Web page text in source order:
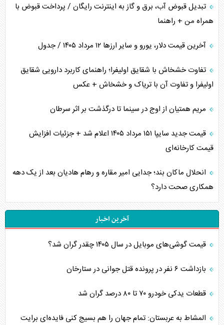
تبدیل قبوض آب، برق و گاز به اینترنت رایگان / پرداخت قبوض با
همراه من + راهنما
آخرین قیمت دلار، یورو و سایر ارز‌ها ۱۲ مرداد ۱۴۰۵ / جدول
تفاوت خشخاش با شقایق اولیفرا؛ راهنمای کاربرد دارویی شقایق
اولیفرا و تفاوت آن با تریاک و خشخاش + عکس
مریم همتیان از اوج در سینما تا درگذشت بر اثر سرطان
قیمت جدید سایپا ۱۵۱ مرداد ۱۴۰۵ اعلام شد + جزئیات افزایش
قیمت کارخانه‌ای
انحلال ماکان بند؛ جدایی امیر مقاره و رهام هادیان بعد از یک دهه
همکاری صحت دارد؟
آخرین اخبار
قیمت گوشی‌های موبایل در سال ۱۴۰۵ چقدر گران شد؟
بازداشت ۶ نفر در پرونده قتل جوانی در ستارخان
قطعات یدکی خودرو ۷۰ تا ۸۰ درصد گران شد
المشاط به عربستان: تمام جهان را هم بسیج کنی فایده‌ای برایت